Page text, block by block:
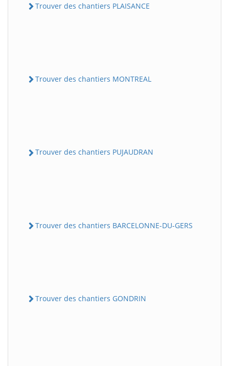
Trouver des chantiers PLAISANCE
Trouver des chantiers MONTREAL
Trouver des chantiers PUJAUDRAN
Trouver des chantiers BARCELONNE-DU-GERS
Trouver des chantiers GONDRIN